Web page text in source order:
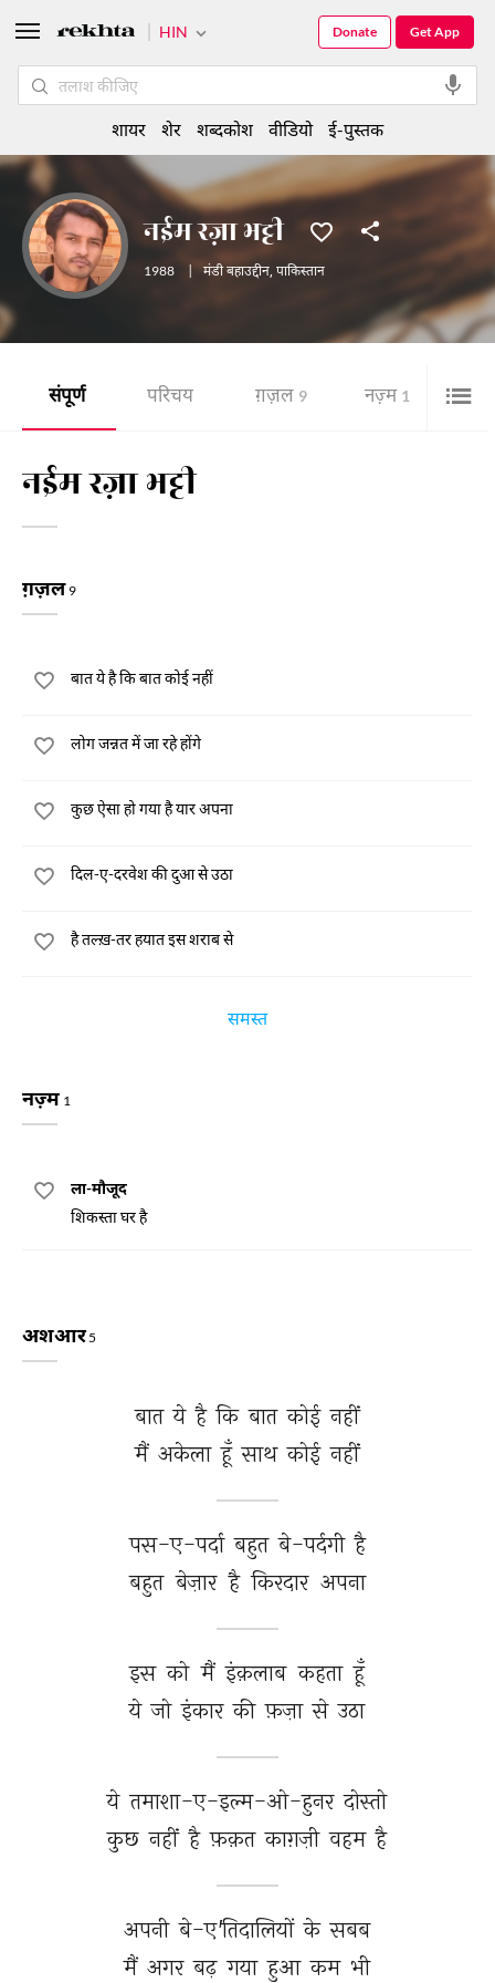
नईम रज़ा भट्टी
1988 मंडी बहाउद्दीन, पाकिस्तान
संपूर्ण परिचय ग़ज़ल 9 नज़्म 1 शेर
नईम रज़ा भट्टी
ग़ज़ल 9
बात ये है कि बात कोई नहीं
लोग जन्नत में जा रहे होंगे
कुछ ऐसा हो गया है यार अपना
दिल-ए-दरवेश की दुआ से उठा
है तल्ख़-तर हयात इस शराब से
समस्त
नज़्म 1
ला-मौजूद
शिकस्ता घर है
अशआर5
बात ये है कि बात कोई नहीं
मैं अकेला हूँ साथ कोई नहीं
पस-ए-पर्दा बहुत बे-पर्दगी है
बहुत बेज़ार है किरदार अपना
इस को मैं इंक़लाब कहता हूँ
ये जो इंकार की फ़ज़ा से उठा
ये तमाशा-ए-इल्म-ओ-हुनर दोस्तो
कुछ नहीं है फ़क़त काग़ज़ी वहम है
अपनी बे-ए'तिदालियों के सबब
मैं अगर बढ़ गया हुआ कम भी
HIN Get App
Donate
शायर शेर शब्दकोश वीडियो ई-पुस्तक